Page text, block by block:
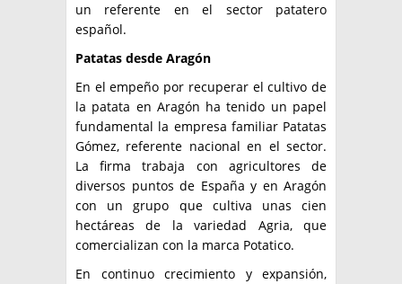
un referente en el sector patatero
español.
Patatas desde Aragón
En el empeño por recuperar el cultivo de
la patata en Aragón ha tenido un papel
fundamental la empresa familiar Patatas
Gómez, referente nacional en el sector.
La firma trabaja con agricultores de
diversos puntos de España y en Aragón
con un grupo que cultiva unas cien
hectáreas de la variedad Agria, que
comercializan con la marca Potatico.
En continuo crecimiento y expansión,